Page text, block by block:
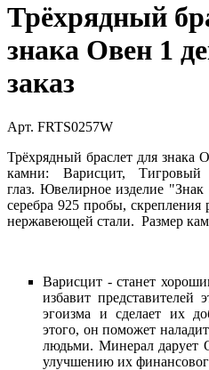
Трёхрядный
знака Овен 1
заказ
Арт. FRTS0257W
Трёхрядный браслет для знака
камни: Варисцит,
глаз. Ювелирное изделие
серебра 925 пробы,
нержавеющей стали. Размер
Варисцит - станет
избавит представителей
эгоизма и сделает их
этого, он поможет
людьми. Минерал дарует
улучшению их